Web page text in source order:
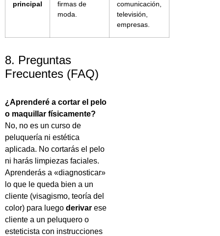
principal
firmas de
moda.
comunicación,
televisión,
empresas.
8. Preguntas
Frecuentes (FAQ)
¿Aprenderé a cortar el pelo
o maquillar físicamente?
No, no es un curso de
peluquería ni estética
aplicada. No cortarás el pelo
ni harás limpiezas faciales.
Aprenderás a «diagnosticar»
lo que le queda bien a un
cliente (visagismo, teoría del
color) para luego derivar ese
cliente a un peluquero o
esteticista con instrucciones